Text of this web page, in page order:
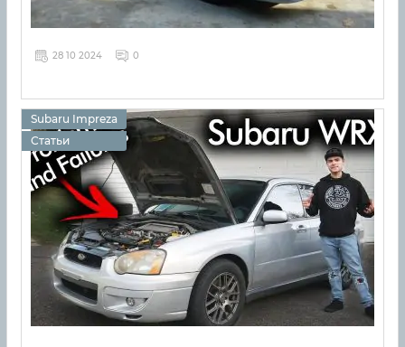
28 10 2024 0
Subaru Impreza
Статьи